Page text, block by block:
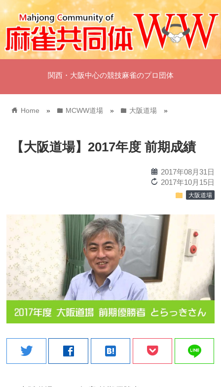
関西・大阪中心の競技麻雀のプロ団体
home Home » folder MCWW道場 » folder 大阪道場 »
【大阪道場】2017年度 前期成績
calendar 2017年08月31日
reload 2017年10月15日
folder 大阪道場
twitter facebook hatenabookmark line